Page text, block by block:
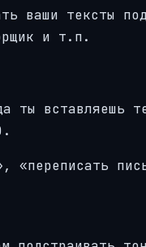
ваши тексты
и т.п.
ты вставляешь
«переписать